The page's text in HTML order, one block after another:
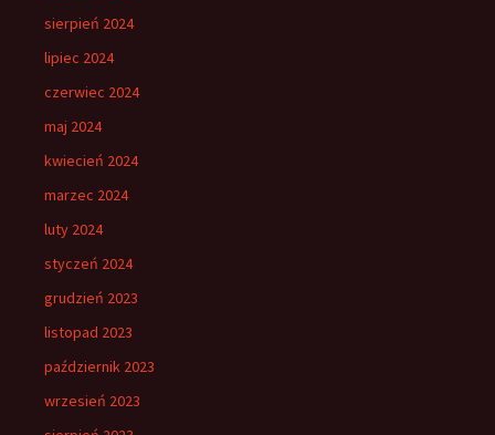
sierpień 2024
lipiec 2024
czerwiec 2024
maj 2024
kwiecień 2024
marzec 2024
luty 2024
styczeń 2024
grudzień 2023
listopad 2023
październik 2023
wrzesień 2023